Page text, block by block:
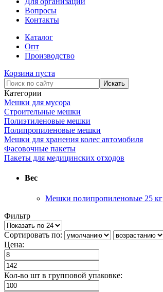
Вопросы
Контакты
Каталог
Опт
Производство
Корзина пуста
Категории
Мешки для мусора
Строительные мешки
Полиэтиленовые мешки
Полипропиленовые мешки
Мешки для хранения колес автомобиля
Фасовочные пакеты
Пакеты для медицинских отходов
Вес
Мешки полипропиленовые 25 кг
Фильтр
Сортировать по:
Цена:
Кол-во шт в групповой упаковке: